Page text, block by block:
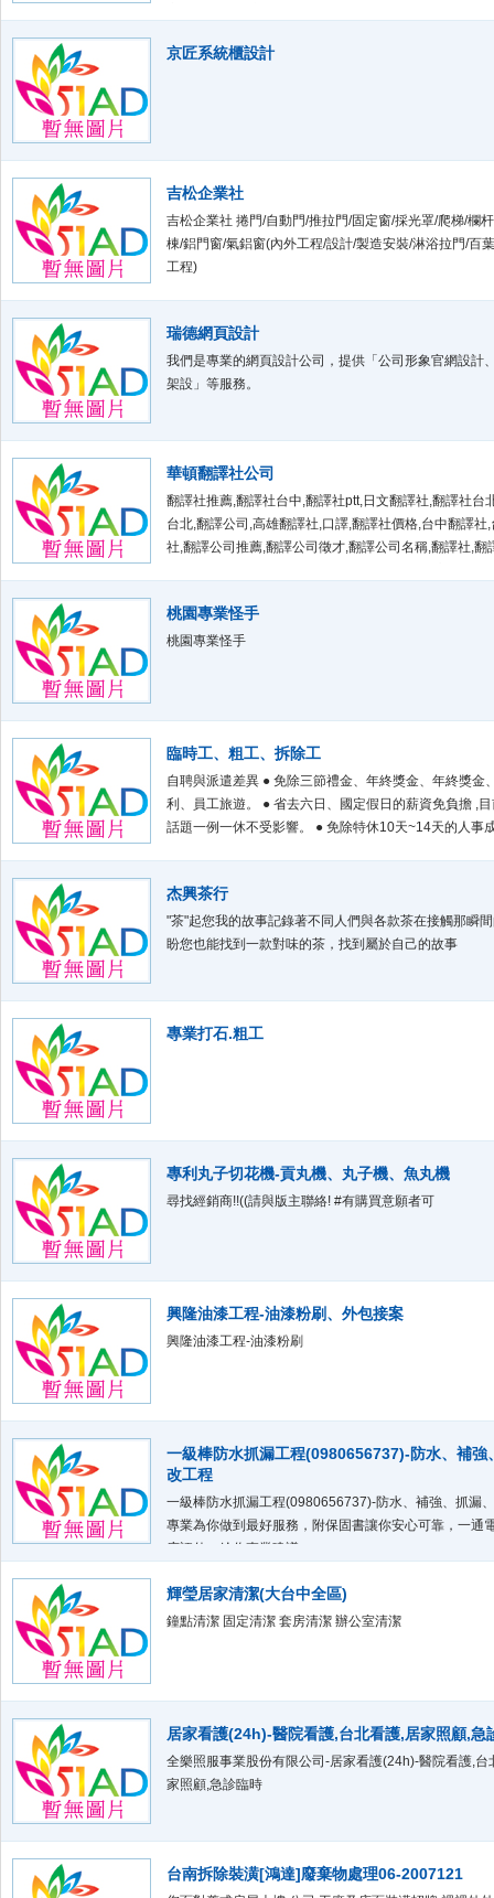
宿舍規劃，外勞自治管理訓練 用品採購 ─ 國外宅急便服
京匠系統櫃設計
吉松企業社
吉松企業社 捲門/自動門/推拉門/固定窗/採光罩/爬梯/欄
棟/鋁門窗/氣鋁窗(內外工程/設計/製造安裝/淋浴拉門/百
工程)
瑞德網頁設計
我們是專業的網頁設計公司，提供「公司形象官網設計
架設」等服務。
華頓翻譯社公司
翻譯社推薦,翻譯社台中,翻譯社ptt,日文翻譯社,翻譯社台
台北,翻譯公司,高雄翻譯社,口譯,翻譯社價格,台中翻譯社
社,翻譯公司推薦,翻譯公司徵才,翻譯公司名稱,翻譯社,翻
桃園專業怪手
桃園專業怪手
臨時工、粗工、拆除工
自聘與派遣差異 ● 免除三節禮金、年終獎金、年終獎金
利、員工旅遊。 ● 省去六日、國定假日的薪資免負擔 ,
話題一例一休不受影響。 ● 免除特休10天~14天的人事
險承擔。
杰興茶行
"茶"起您我的故事記錄著不同人們與各款茶在接觸那瞬
盼您也能找到一款對味的茶，找到屬於自己的故事
專業打石.粗工
專利丸子切花機-貢丸機、丸子機、魚丸機
尋找經銷商!!((請與版主聯絡! #有購買意願者可
興隆油漆工程-油漆粉刷、外包接案
興隆油漆工程-油漆粉刷
一級棒防水抓漏工程(0980656737)-防水、補強
改工程
一級棒防水抓漏工程(0980656737)-防水、補強、抓漏
專業為你做到最好服務，附保固書讓你安心可靠，一通
府評估，給你專業建議。
輝瑩居家清潔(大台中全區)
鐘點清潔 固定清潔 套房清潔 辦公室清潔
居家看護(24h)-醫院看護,台北看護,居家照顧,急
全樂照服事業股份有限公司-居家看護(24h)-醫院看護,台
家照顧,急診臨時
台南拆除裝潢[鴻達]廢棄物處理06-2007121